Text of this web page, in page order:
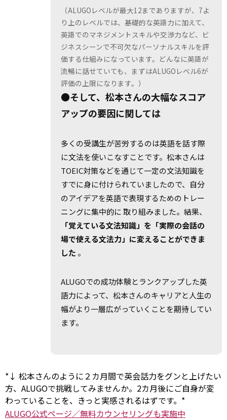
（ALUGOレベルが最大12までありますが、7よ
り上のレベルでは、基礎的な英語力に加えて、
英語でのマネジメントスキルや交渉力など、ビ
ジネスシーンで不可欠なパーソナルスキルを評
価する仕組みになっています。どんなに英語が
流暢に話せていても、まずはALUGOレベル6が
評価の上限になります。）
●そして、松本さんの大幅なスコア
アップの要因に関しては
多くの受講生が苦労するのは英語を話す際
に文法を使いこなすことです。松本さんは
TOEIC対策などを通じて一定の文法知識を
すでに身に付けられていましたので、自分
のアイデアを英語で表現するためのトレー
ニングに集中的に 取り組みました。結果、
「覚えている文法知識」を「実際の会話の
場で使える文法力」に変えることができま
した 。
ALUGOでの成功体験とランクアップした英
語力によって、松本さんのキャリアと人生の
幅がより一層広がっていくことを期待してい
ます。
*↓ 松本さんのように２カ月間で英会話力をグンと上げたい
方、ALUGOで挑戦してみませんか。2カ月後にご自身が変
わっていることを、きっと実感されるはずです。 *
ALUGO公式ページ／無料カウンセリングも実施中